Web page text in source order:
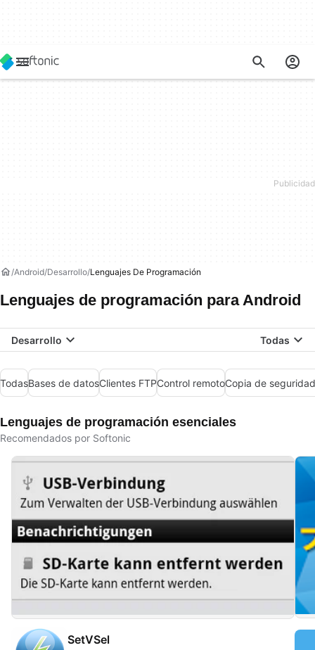
Android Desarrollo Lenguajes De Programación
Lenguajes de programación para Android
Desarrollo Todas
TodasBases de datosClientes FTPControl remotoCopia de
Lenguajes de programación esenciales
Recomendados por Softonic
SetVSel